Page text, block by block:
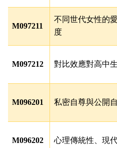
M097211
不同世代女性的
度
M097212 對比效應對高中
M096201 私密自尊與公開
M096202 心理傳統性、現